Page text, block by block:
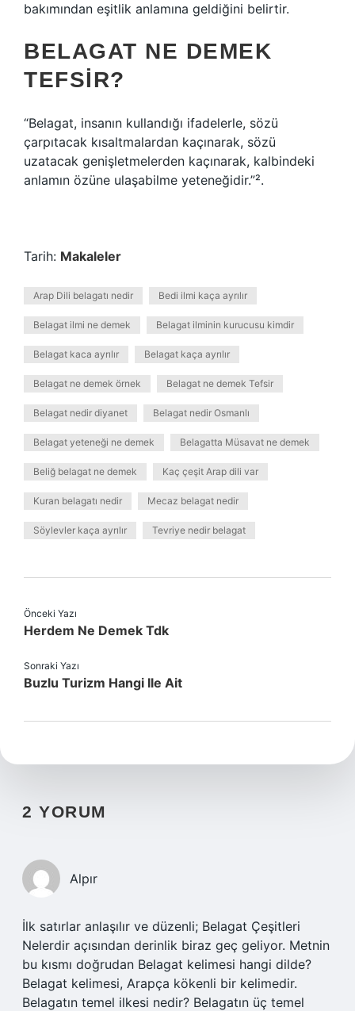
bakımından eşitlik anlamına geldiğini belirtir.
BELAGAT NE DEMEK
TEFSIR?
“Belagat, insanın kullandığı ifadelerle, sözü
çarpıtacak kısaltmalardan kaçınarak, sözü
uzatacak genişletmelerden kaçınarak, kalbindeki
anlamın özüne ulaşabilme yeteneğidir.”².
Tarih: Makaleler
Arap Dili belagatı nedir Bedi ilmi kaça ayrılır
Belagat ilmi ne demek Belagat ilminin kurucusu kimdir
Belagat kaca ayrılır Belagat kaça ayrılır
Belagat ne demek örnek Belagat ne demek Tefsir
Belagat nedir diyanet Belagat nedir Osmanlı
Belagat yeteneği ne demek Belagatta Müsavat ne demek
Beliğ belagat ne demek Kaç çeşit Arap dili var
Kuran belagatı nedir Mecaz belagat nedir
Söylevler kaça ayrılır Tevriye nedir belagat
Önceki Yazı
Herdem Ne Demek Tdk
Sonraki Yazı
Buzlu Turizm Hangi Ile Ait
2 YORUM
Alpır
İlk satırlar anlaşılır ve düzenli; Belagat Çeşitleri
Nelerdir açısından derinlik biraz geç geliyor. Metnin
bu kısmı doğrudan Belagat kelimesi hangi dilde?
Belagat kelimesi, Arapça kökenli bir kelimedir.
Belagatın temel ilkesi nedir? Belagatın üç temel